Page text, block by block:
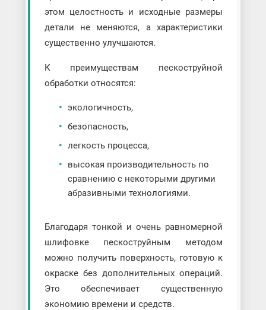
этом целостность и исходные размеры
детали не меняются, а характеристики
существенно улучшаются.
К преимуществам пескоструйной
обработки относятся:
экологичность,
безопасность,
легкость процесса,
высокая производительность по
сравнению с некоторыми другими
абразивными технологиями.
Благодаря тонкой и очень равномерной
шлифовке пескоструйным методом
можно получить поверхность, готовую к
окраске без дополнительных операций.
Это обеспечивает существенную
экономию времени и средств.